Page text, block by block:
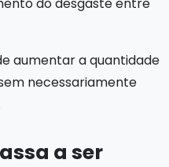
aumentar a quantidade
necessariamente
a ser